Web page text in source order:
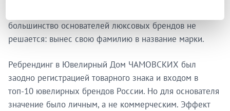
большинство основателей люксовых брендов не
решается: вынес свою фамилию в название марки.
Ребрендинг в Ювелирный Дом ЧАМОВСКИХ был
заодно регистрацией товарного знака и входом в
топ-10 ювелирных брендов России. Но для основателя
значение было личным, а не коммерческим. Эффект